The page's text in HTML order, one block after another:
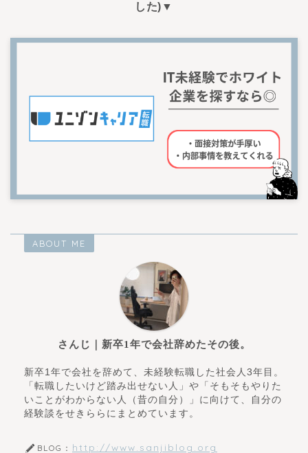
した)▼
ABOUT ME
さんじ｜新卒1年で会社辞めたその後。
新卒1年で会社を辞めて、未経験転職した社会人3年目。
「転職したいけど踏み出せない人」や「そもそもやりた
いことがわからない人（昔の自分）」に向けて、自分の
経験談をせきららにまとめています。
BLOG： http://www.sanjiblog.org